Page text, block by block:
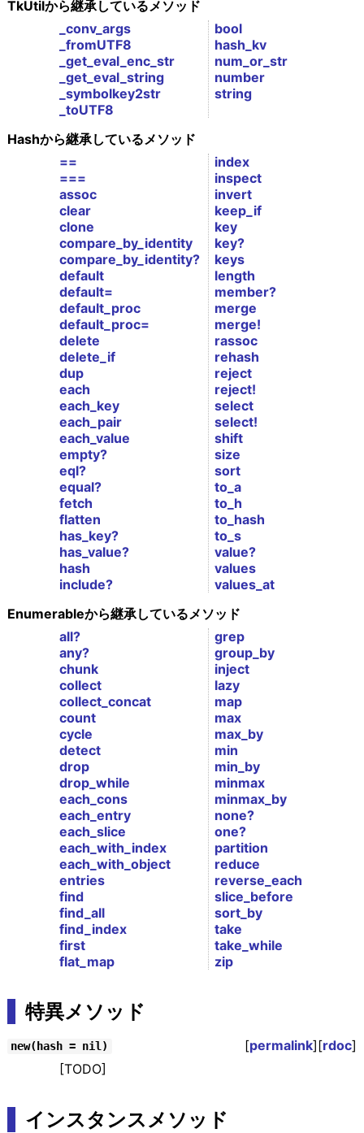
TkUtilから継承しているメソッド
_conv_args
_fromUTF8
_get_eval_enc_str
_get_eval_string
_symbolkey2str
_toUTF8
bool
hash_kv
num_or_str
number
string
Hashから継承しているメソッド
==
===
assoc
clear
clone
compare_by_identity
compare_by_identity?
default
default=
default_proc
default_proc=
delete
delete_if
dup
each
each_key
each_pair
each_value
empty?
eql?
equal?
fetch
flatten
has_key?
has_value?
hash
include?
index
inspect
invert
keep_if
key
key?
keys
length
member?
merge
merge!
rassoc
rehash
reject
reject!
select
select!
shift
size
sort
to_a
to_h
to_hash
to_s
value?
values
values_at
Enumerableから継承しているメソッド
all?
any?
chunk
collect
collect_concat
count
cycle
detect
drop
drop_while
each_cons
each_entry
each_slice
each_with_index
each_with_object
entries
find
find_all
find_index
first
flat_map
grep
group_by
inject
lazy
map
max
max_by
min
min_by
minmax
minmax_by
none?
one?
partition
reduce
reverse_each
slice_before
sort_by
take
take_while
zip
特異メソッド
new(hash = nil) [permalink][rdoc]
[TODO]
インスタンスメソッド